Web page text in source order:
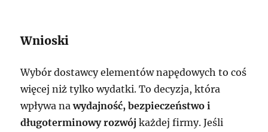
Wnioski
Wybór dostawcy elementów napędowych to coś
więcej niż tylko wydatki. To decyzja, która
wpływa nawydajność, bezpieczeństwo i
długoterminowy rozwój każdej firmy. Jeśli